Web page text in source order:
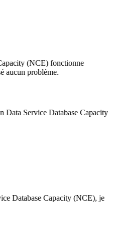
(NCE) fonctionne
aucun problème.
Data Service Database Capacity
Database Capacity (NCE), je